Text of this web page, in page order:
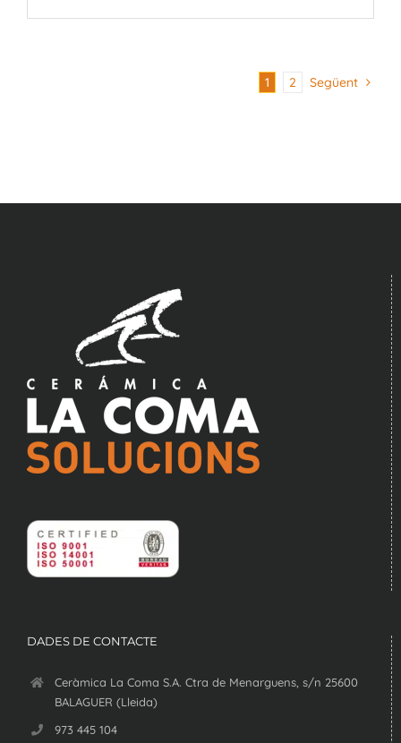
1 2 Següent
DADES DE CONTACTE
Ceràmica La Coma S.A. Ctra de Menarguens, s/n 25600
BALAGUER (Lleida)
973 445 104